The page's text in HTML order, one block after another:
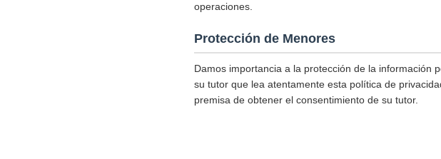
operaciones.
Protección de Menores
Damos importancia a la protección de la información
su tutor que lea atentamente esta política de
premisa de obtener el consentimiento de su tutor.